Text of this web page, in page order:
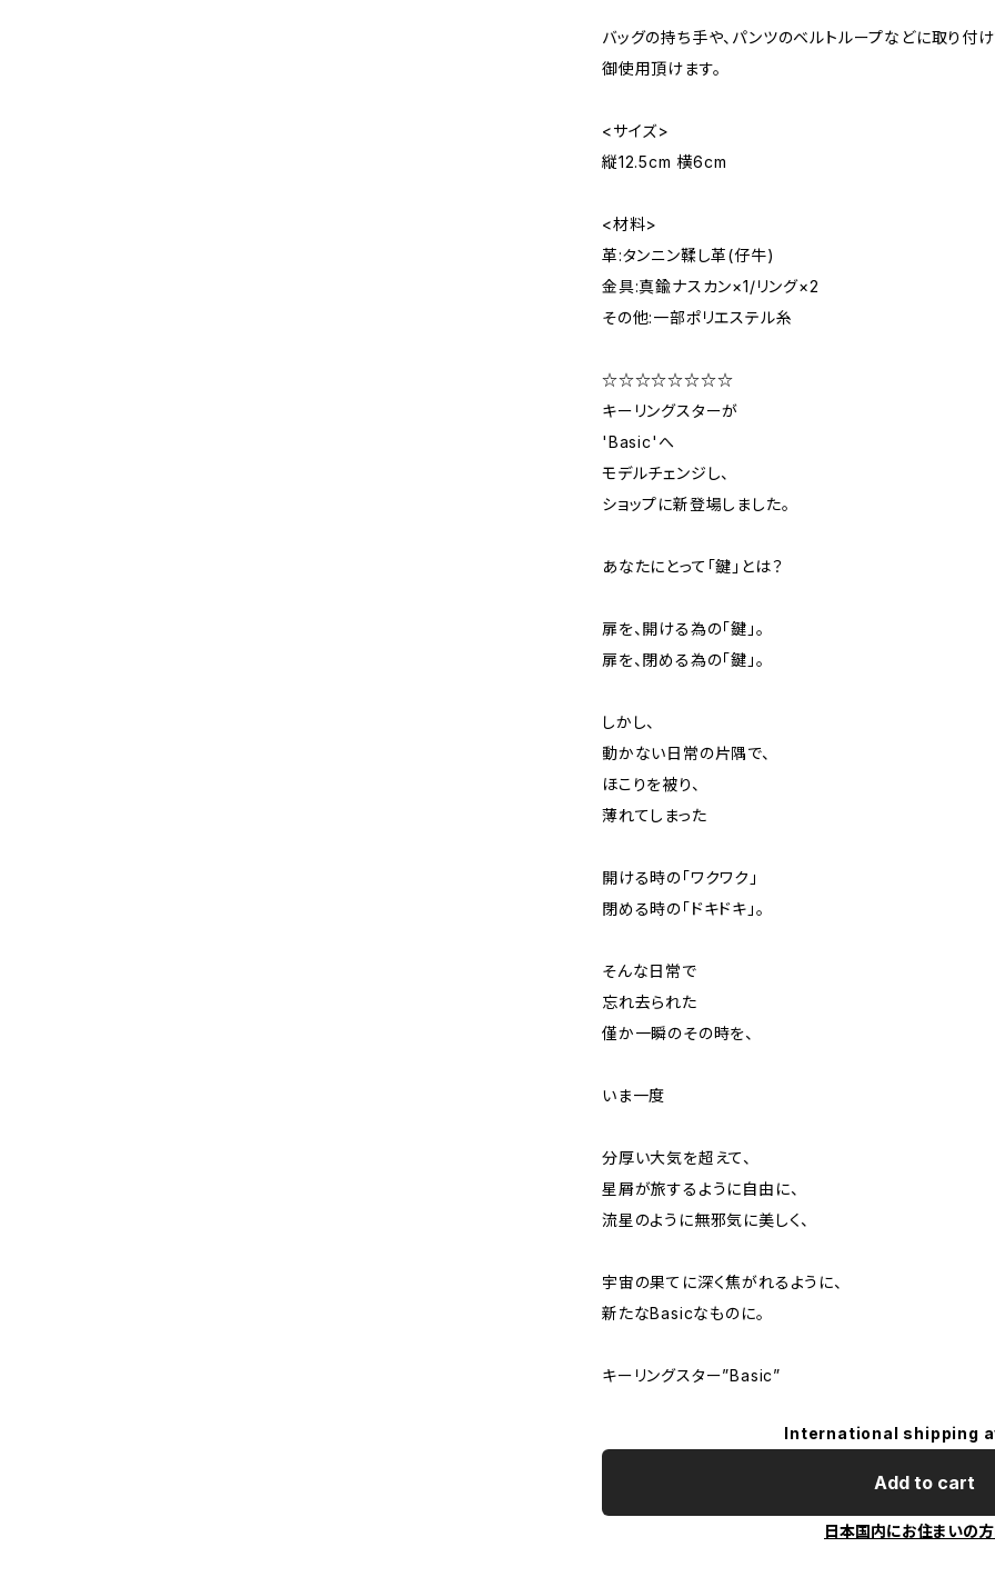
バッグの持ち手や、パンツのベルトループなどに取り付
御使用頂けます。
<サイズ>
縦12.5cm 横6cm
<材料>
革:タンニン鞣し革(仔牛)
金具:真鍮ナスカン×1/リング×2
その他:一部ポリエステル糸
☆☆☆☆☆☆☆☆
キーリングスターが
'Basic'へ
モデルチェンジし、
ショップに新登場しました。
あなたにとって「鍵」とは？
扉を、開ける為の「鍵」。
扉を、閉める為の「鍵」。
しかし、
動かない日常の片隅で、
ほこりを被り、
薄れてしまった
開ける時の「ワクワク」
閉める時の「ドキドキ」。
そんな日常で
忘れ去られた
僅か一瞬のその時を、
いま一度
分厚い大気を超えて、
星屑が旅するように自由に、
流星のように無邪気に美しく、
宇宙の果てに深く焦がれるように、
新たなBasicなものに。
キーリングスター”Basic”
International shipping
Add to cart
日本国内にお住まいの